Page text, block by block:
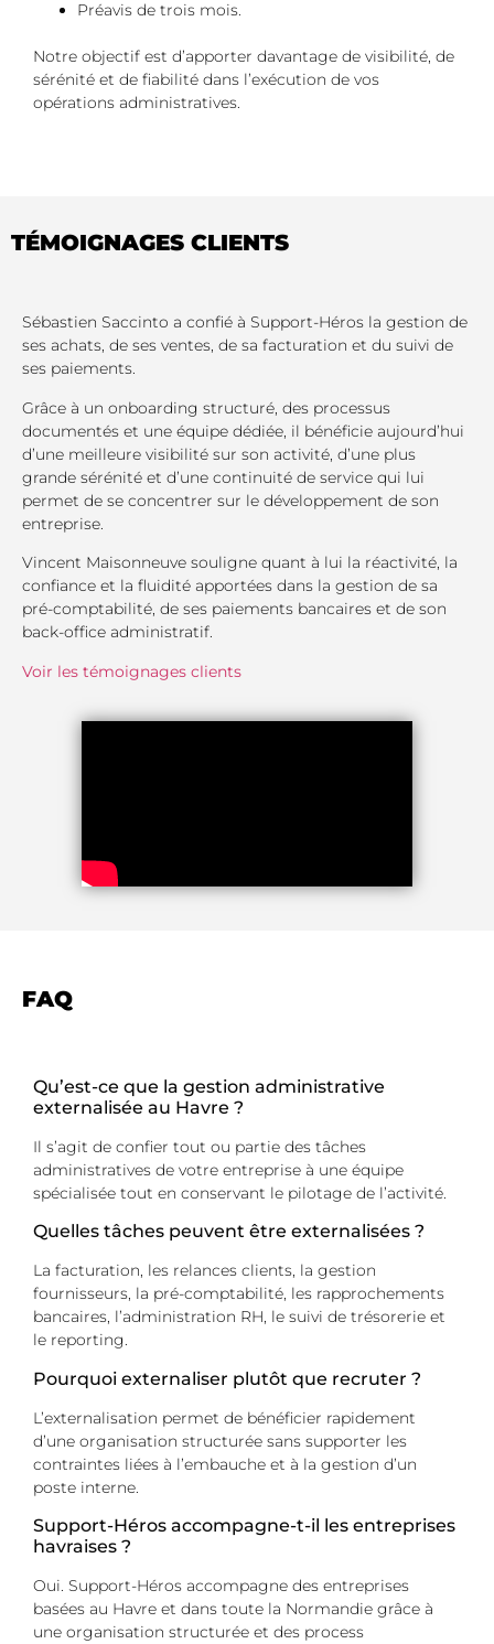
Préavis de trois mois.
Notre objectif est d’apporter davantage de visibilité, de
sérénité et de fiabilité dans l’exécution de vos
opérations administratives.
TÉMOIGNAGES CLIENTS
Sébastien Saccinto a confié à Support-Héros la gestion de
ses achats, de ses ventes, de sa facturation et du suivi de
ses paiements.
Grâce à un onboarding structuré, des processus
documentés et une équipe dédiée, il bénéficie aujourd’hui
d’une meilleure visibilité sur son activité, d’une plus
grande sérénité et d’une continuité de service qui lui
permet de se concentrer sur le développement de son
entreprise.
Vincent Maisonneuve souligne quant à lui la réactivité, la
confiance et la fluidité apportées dans la gestion de sa
pré-comptabilité, de ses paiements bancaires et de son
back-office administratif.
Voir les témoignages clients
FAQ
Qu’est-ce que la gestion administrative
externalisée au Havre ?
Il s’agit de confier tout ou partie des tâches
administratives de votre entreprise à une équipe
spécialisée tout en conservant le pilotage de l’activité.
Quelles tâches peuvent être externalisées ?
La facturation, les relances clients, la gestion
fournisseurs, la pré-comptabilité, les rapprochements
bancaires, l’administration RH, le suivi de trésorerie et
le reporting.
Pourquoi externaliser plutôt que recruter ?
L’externalisation permet de bénéficier rapidement
d’une organisation structurée sans supporter les
contraintes liées à l’embauche et à la gestion d’un
poste interne.
Support-Héros accompagne-t-il les entreprises
havraises ?
Oui. Support-Héros accompagne des entreprises
basées au Havre et dans toute la Normandie grâce à
une organisation structurée et des process